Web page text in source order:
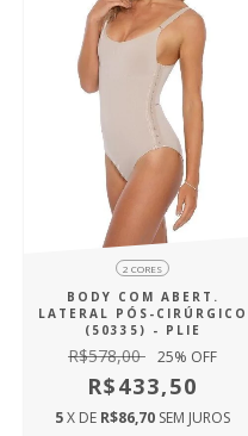
2 CORES
BODY COM ABERT.
LATERAL PÓS-CIRÚRGICO
(50335) - PLIE
R$578,00 25% OFF
R$433,50
5X DE R$86,70 SEM JUROS